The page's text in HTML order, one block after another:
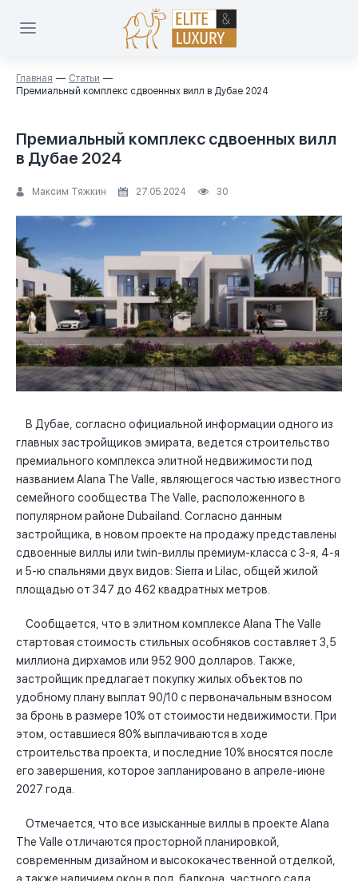
Главная
Статьи
Премиальный комплекс сдвоенных вилл в Дубае 2024
Премиальный комплекс сдвоенных вилл
в Дубае 2024
Максим Тяжкин 27.05.2024 30
В Дубае, согласно официальной информации одного из
главных застройщиков эмирата, ведется строительство
премиального комплекса элитной недвижимости под
названием Alana The Valle, являющегося частью известного
семейного сообщества The Valle, расположенного в
популярном районе Dubailand. Согласно данным
застройщика, в новом проекте на продажу представлены
сдвоенные виллы или twin-виллы премиум-класса с 3-я, 4-я
и 5-ю спальнями двух видов: Sierra и Lilac, общей жилой
площадью от 347 до 462 квадратных метров.
Сообщается, что в элитном комплексе Alana The Valle
стартовая стоимость стильных особняков составляет 3,5
миллиона дирхамов или 952 900 долларов. Также,
застройщик предлагает покупку жилых объектов по
удобному плану выплат 90/10 с первоначальным взносом
за бронь в размере 10% от стоимости недвижимости. При
этом, оставшиеся 80% выплачиваются в ходе
строительства проекта, и последние 10% вносятся после
его завершения, которое запланировано в апреле-июне
2027 года.
Отмечается, что все изысканные виллы в проекте Alana
The Valle отличаются просторной планировкой,
современным дизайном и высококачественной отделкой,